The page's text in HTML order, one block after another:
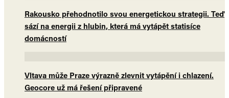
Rakousko přehodnotilo svou energetickou strategii. Teď
sází na energii z hlubin, která má vytápět statisíce
domácností
Vltava může Praze výrazně zlevnit vytápění i chlazení.
Geocore už má řešení připravené